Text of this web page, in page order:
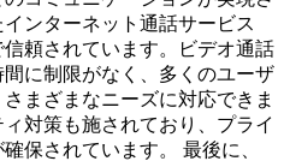
ンターネット通話サービス
頼されています。ビデオ通話
に制限がなく、多くのユーザ
まざまなニーズに対応できま
対策も施されており、プライ
保されています。 最後に、